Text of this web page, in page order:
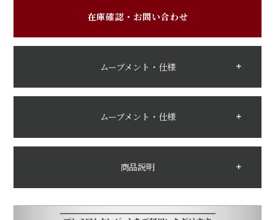
在庫確認・お問い合わせ
ムーブメント・仕様
ムーブメント・仕様
商品説明